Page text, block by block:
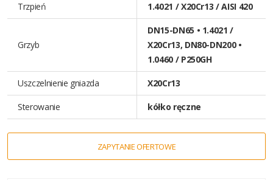
Trzpień 1.4021 / X20Cr13 / AISI 420
Grzyb
DN15-DN65 • 1.4021 /
X20Cr13, DN80-DN200 •
1.0460 / P250GH
Uszczelnienie gniazda X20Cr13
Sterowanie kółko ręczne
ZAPYTANIE OFERTOWE